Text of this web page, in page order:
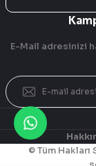
E-Mail adresinizi
© Tüm Hakları